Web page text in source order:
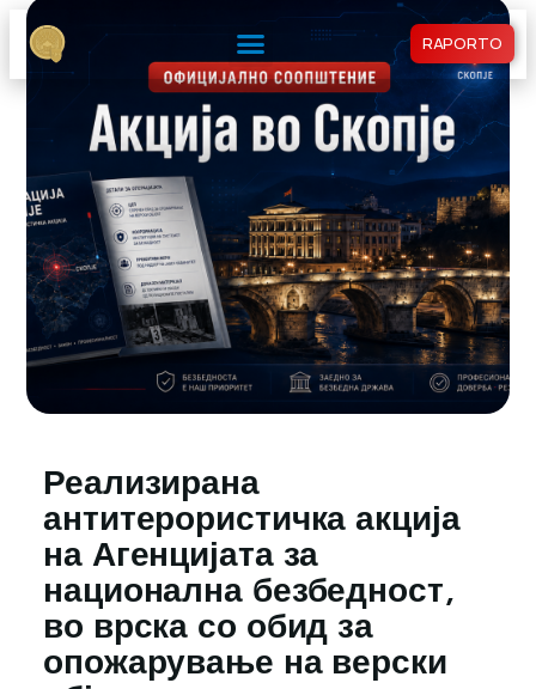
RAPORTO
Реализирана
антитерористичка акција
на Агенцијата за
национална безбедност,
во врска со обид за
опожарување на верски